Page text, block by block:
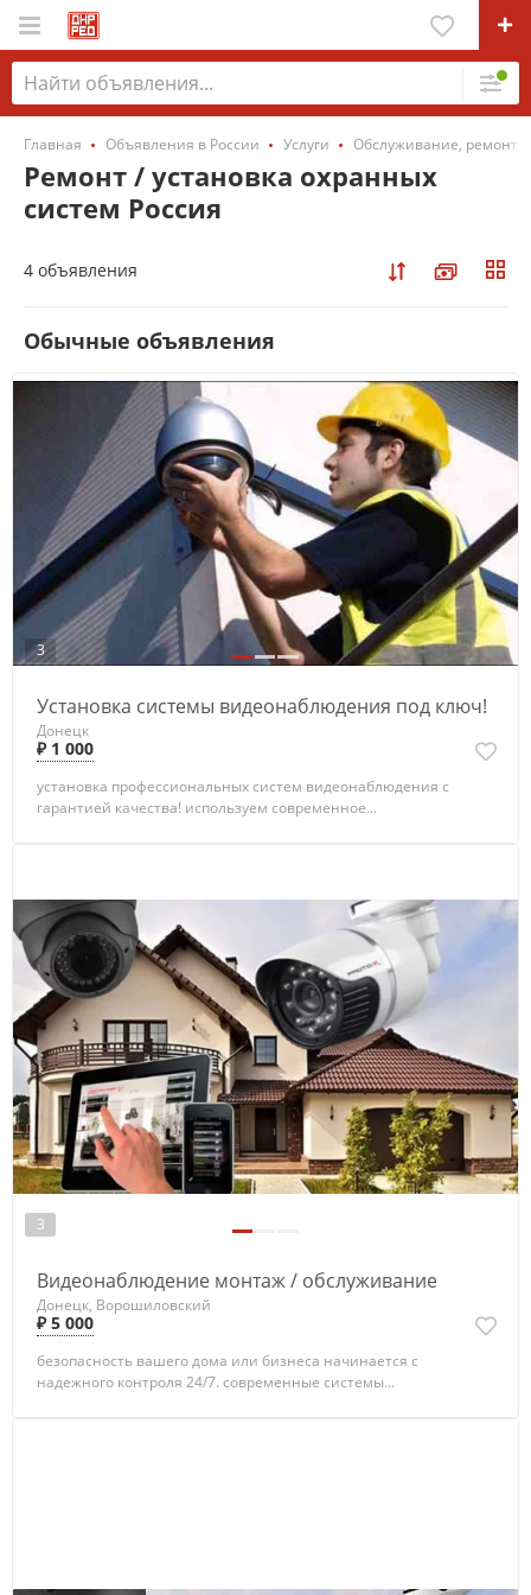
Главная Объявления в России Услуги Обслуживание, ремонт
Ремонт / установка охранных
систем Россия
4 объявления
Обычные объявления
3
Установка системы видеонаблюдения под ключ!
Донецк
₽ 1 000
установка профессиональных систем видеонаблюдения с
гарантией качества! используем современное...
3
Видеонаблюдение монтаж / обслуживание
Донецк, Ворошиловский
₽ 5 000
безопасность вашего дома или бизнеса начинается с
надежного контроля 24/7. современные системы...